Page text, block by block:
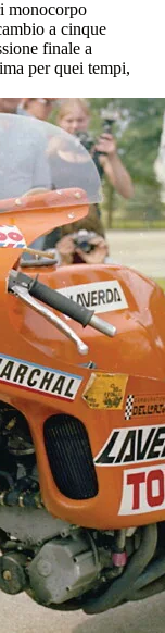
monocorpo
a cinque
finale a
per quei tempi,